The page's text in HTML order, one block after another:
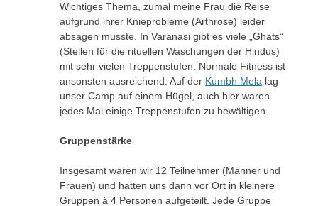
Wichtiges Thema, zumal meine Frau die Reise
aufgrund ihrer Knieprobleme (Arthrose) leider
absagen musste. In Varanasi gibt es viele „Ghats“
(Stellen für die rituellen Waschungen der Hindus)
mit sehr vielen Treppenstufen. Normale Fitness ist
ansonsten ausreichend. Auf der Kumbh Mela lag
unser Camp auf einem Hügel, auch hier waren
jedes Mal einige Treppenstufen zu bewältigen.
Gruppenstärke
Insgesamt waren wir 12 Teilnehmer (Männer und
Frauen) und hatten uns dann vor Ort in kleinere
Gruppen á 4 Personen aufgeteilt. Jede Gruppe